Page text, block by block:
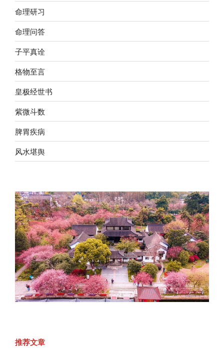
命理研习
命理问答
子平真诠
格物至言
皇极经世书
紫微斗数
脾胃疾病
风水堪舆
推荐文章